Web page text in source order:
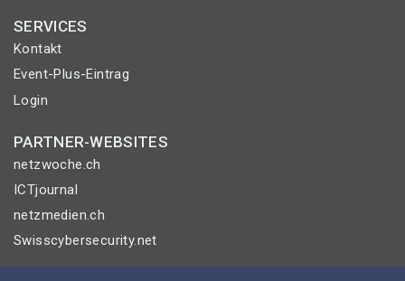
SERVICES
Kontakt
Event-Plus-Eintrag
Login
PARTNER-WEBSITES
netzwoche.ch
ICTjournal
netzmedien.ch
Swisscybersecurity.net